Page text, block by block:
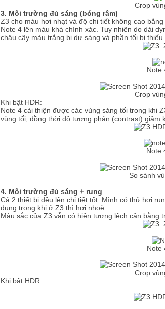
Crop
3. Môi trường đủ sáng (bóng râm)
Z3 cho màu hơi nhạt và độ chi tiết không cao
Note 4 lên màu khá chính xác. Tuy nhiên do dải
chậu cây màu trắng bị dư sáng và phần tối bị thiếu
Note
Crop
Khi bật HDR:
Note 4 cải thiện được các vùng sáng tối trong khi
vùng tối, đồng thời độ tương phản (contrast) giảm
Note
So sánh
4. Môi trường đủ sáng + rung
Cả 2 thiết bị đều lên chi tiết tốt. Mình có thử hơi
dụng trong khi ở Z3 thì hơi nhoè.
Màu sắc của Z3 vẫn có hiện tượng lệch cân bằng
Note
Crop
Khi bật HDR